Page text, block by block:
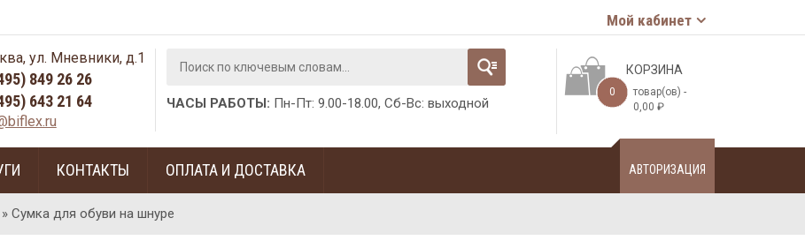
Мой кабинет
КОРЗИНА
0
товар(ов) -
0,00₽
ул. Мневники, д.1
849 26 26
643 21 64
ЧАСЫ РАБОТЫ: Пн-Пт: 9.00-18.00, Сб-Вс: выходной
КОНТАКТЫ ОПЛАТА И ДОСТАВКА АВТОРИЗАЦИЯ
» Сумка для обуви на шнуре